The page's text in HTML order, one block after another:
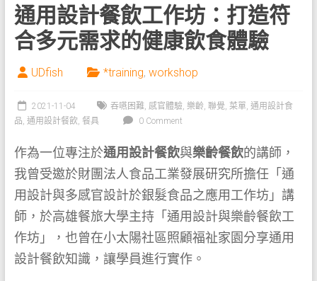
通用設計餐飲工作坊：打造符
合多元需求的健康飲食體驗
UDfish *training, workshop
2021-11-04 吞嚥困難, 感官體驗, 樂齡, 聯覺, 菜單, 通用設計食
品, 通用設計餐飲, 餐具 0 Comment
作為一位專注於通用設計餐飲與樂齡餐飲的講師，
我曾受邀於財團法人食品工業發展研究所擔任「通
用設計與多感官設計於銀髮食品之應用工作坊」講
師，於高雄餐旅大學主持「通用設計與樂齡餐飲工
作坊」，也曾在小太陽社區照顧福祉家園分享通用
設計餐飲知識，讓學員進行實作。